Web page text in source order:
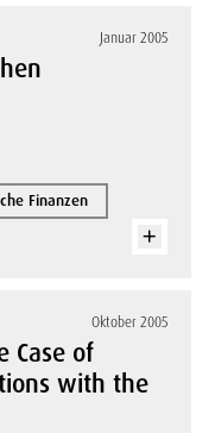
Januar 2005
Finanzen
Oktober 2005
Case of
with the